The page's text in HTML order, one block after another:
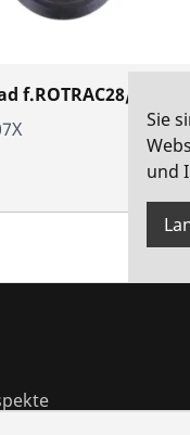
f.ROTRAC28/42, Inox
Sie
und